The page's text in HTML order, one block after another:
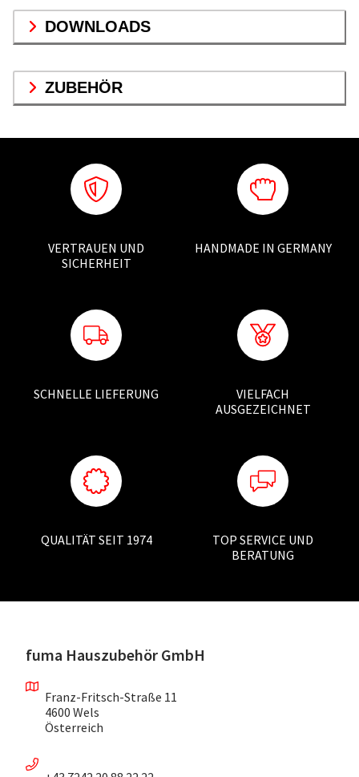
DOWNLOADS
ZUBEHÖR
VERTRAUEN UND
SICHERHEIT
HANDMADE IN GERMANY
SCHNELLE LIEFERUNG
VIELFACH
AUSGEZEICHNET
QUALITÄT SEIT 1974
TOP SERVICE UND
BERATUNG
fuma Hauszubehör GmbH
Franz-Fritsch-Straße 11
4600 Wels
Österreich